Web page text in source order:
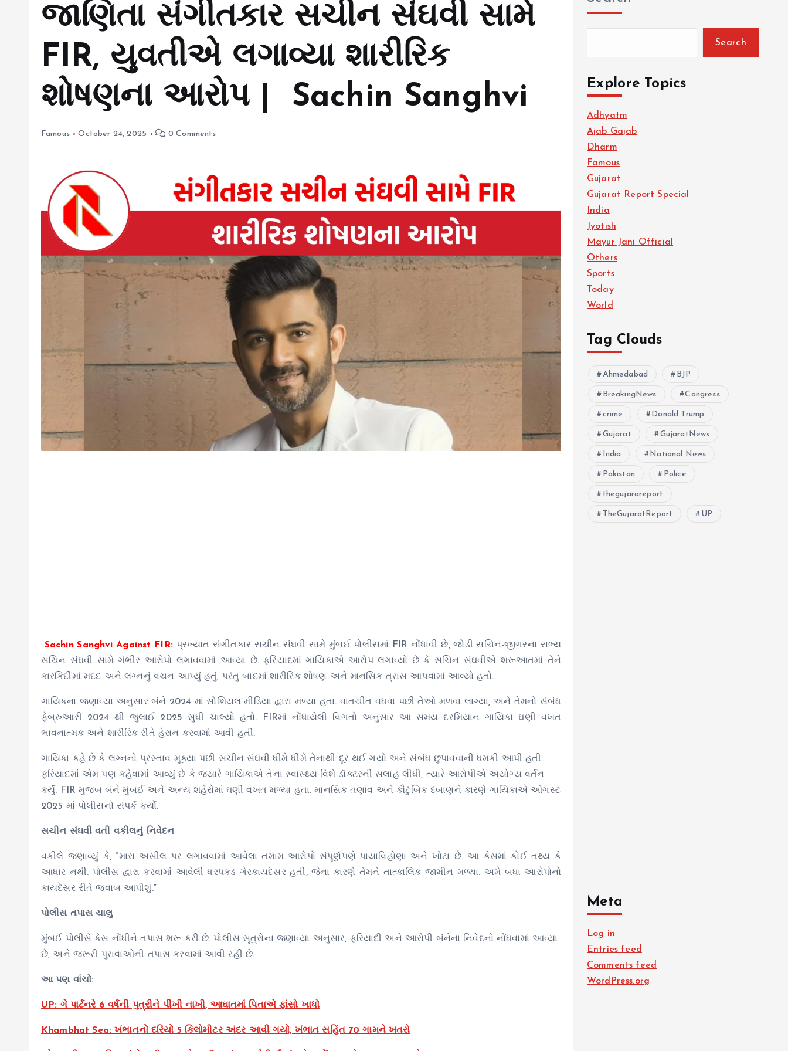
જાણિતા સંગીતકાર સચીન સંઘવી સામે
FIR, યુવતીએ લગાવ્યા શારીરિક
શોષણના આરોપ | Sachin Sanghvi
Famous October 24, 2025 0 Comments
Sachin Sanghvi Against FIR: પ્રખ્યાત સંગીતકાર સચીન સંઘવી સામે મુંબઈ પોલીસમાં FIR નોંધાવી છે, જોડી સચિન-જીગરના સભ્ય
સચિન સંઘવી સામે ગંભીર આરોપો લગાવવામાં આવ્યા છે. ફરિયાદમાં ગાયિકાએ આરોપ લગાવ્યો છે કે સચિન સંઘવીએ શરૂઆતમાં તેને
કારકિર્દીમાં મદદ અને લગ્નનું વચન આપ્યું હતું, પરંતુ બાદમાં શારીરિક શોષણ અને માનસિક ત્રાસ આપવામાં આવ્યો હતો.
ગાયિકના જણાવ્યા અનુસાર બંને 2024 માં સોશિયલ મીડિયા દ્વારા મળ્યા હતા. વાતચીત વધવા પછી તેઓ મળવા લાગ્યા, અને તેમનો સંબંધ
ફેબ્રુઆરી 2024 થી જુલાઈ 2025 સુધી ચાલ્યો હતો. FIRમાં નોંધાયેલી વિગતો અનુસાર આ સમય દરમિયાન ગાયિકા ઘણી વખત
ભાવનાત્મક અને શારીરિક રીતે હેરાન કરવામાં આવી હતી.
ગાયિકા કહે છે કે લગ્નનો પ્રસ્તાવ મૂક્યા પછી સચીન સંઘવી ધીમે ધીમે તેનાથી દૂર થઈ ગયો અને સંબંધ છુપાવવાની ધમકી આપી હતી.
ફરિયાદમાં એમ પણ કહેવામાં આવ્યું છે કે જ્યારે ગાયિકાએ તેના સ્વાસ્થ્ય વિશે ડૉક્ટરની સલાહ લીધી, ત્યારે આરોપીએ અયોગ્ય વર્તન
કર્યું. FIR મુજબ બંને મુંબઈ અને અન્ય શહેરોમાં ઘણી વખત મળ્યા હતા. માનસિક તણાવ અને કૌટુંબિક દબાણને કારણે ગાયિકાએ ઓગસ્ટ
2025 માં પોલીસનો સંપર્ક કર્યો.
સચીન સંઘવી વતી વકીલનું નિવેદન
વકીલે જણાવ્યું કે, “મારા અસીલ પર લગાવવામાં આવેલા તમામ આરોપો સંપૂર્ણપણે પાયાવિહોણા અને ખોટા છે. આ કેસમાં કોઈ તથ્ય કે
આધાર નથી. પોલીસ દ્વારા કરવામાં આવેલી ધરપકડ ગેરકાયદેસર હતી, જેના કારણે તેમને તાત્કાલિક જામીન મળ્યા. અમે બધા આરોપોનો
કાયદેસર રીતે જવાબ આપીશું.”
પોલીસ તપાસ ચાલુ
મુંબઈ પોલીસે કેસ નોંધીને તપાસ શરૂ કરી છે. પોલીસ સૂત્રોના જણાવ્યા અનુસાર, ફરિયાદી અને આરોપી બંનેના નિવેદનો નોંધવામાં આવ્યા
છે, અને જરૂરી પુરાવાઓની તપાસ કરવામાં આવી રહી છે.
આ પણ વાંચો:
UP: ગે પાર્ટનરે 6 વર્ષની પુત્રીને પીંખી નાખી, આઘાતમાં પિતાએ ફાંસો ખાધો
Khambhat Sea: ખંભાતનો દરિયો 5 કિલોમીટર અંદર આવી ગયો, ખંભાત સહિંત 70 ગામને ખતરો
Search
Explore Topics
Adhyatm
Ajab Gajab
Dharm
Famous
Gujarat
Gujarat Report Special
India
Jyotish
Mayur Jani Official
Others
Sports
Today
World
Tag Clouds
Ahmedabad BJP
BreakingNews Congress
crime Donald Trump
Gujarat GujaratNews
India National News
Pakistan Police
thegujarareport
TheGujaratReport UP
Meta
Log in
Entries feed
Comments feed
WordPress.org